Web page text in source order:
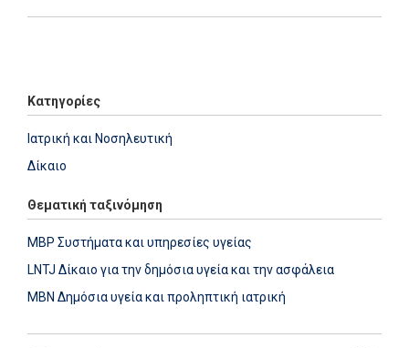
Κατηγορίες
Ιατρική και Νοσηλευτική
Δίκαιο
Θεματική ταξινόμηση
MBP Συστήματα και υπηρεσίες υγείας
LNTJ Δίκαιο για την δημόσια υγεία και την ασφάλεια
MBN Δημόσια υγεία και προληπτική ιατρική